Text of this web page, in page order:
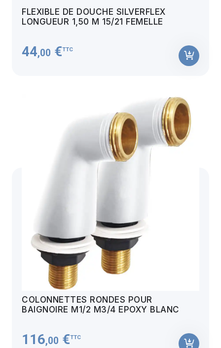
FLEXIBLE DE DOUCHE SILVERFLEX
LONGUEUR 1,50 M 15/21 FEMELLE
44,00 €TTC
COLONNETTES RONDES POUR
BAIGNOIRE M1/2 M3/4 EPOXY BLANC
116,00 €TTC